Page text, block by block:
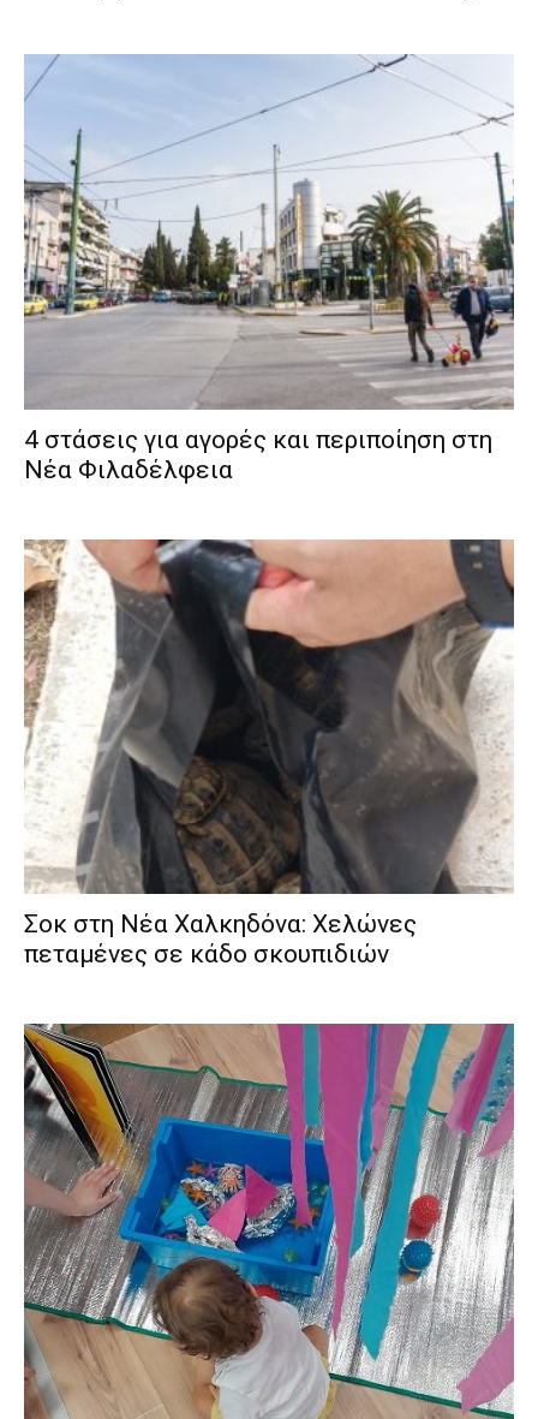
4 στάσεις για αγορές και περιποίηση στη
Νέα Φιλαδέλφεια
Σοκ στη Νέα Χαλκηδόνα: Χελώνες
πεταμένες σε κάδο σκουπιδιών